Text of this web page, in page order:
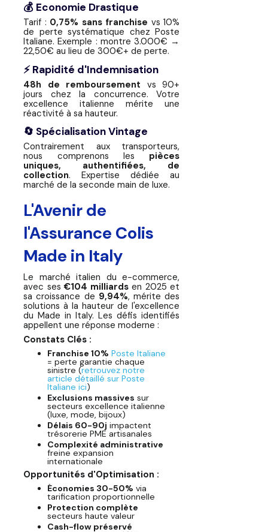
💰 Economie Drastique
Tarif : 0,75% sans franchise vs 10%
de perte systématique chez Poste
Italiane. Exemple : montre 3.000€ →
22,50€ au lieu de 300€+ de perte.
⚡ Rapidité d'Indemnisation
48h de remboursement vs 90+
jours chez la concurrence. Votre
excellence italienne mérite une
réactivité à sa hauteur.
🔄 Spécialisation Vintage
Contrairement aux transporteurs,
nous comprenons les pièces
uniques, authentifiées, de
collection. Expertise dédiée au
marché de la seconde main de luxe.
L'Avenir de
l'Assurance Colis
Made in Italy
Le marché italien du e-commerce,
avec ses€104 milliards en 2025 et
sa croissance de 9,94%, mérite des
solutions à la hauteur de l'excellence
du Made in Italy. Les défis identifiés
appellent une réponse moderne :
Constats Clés :
Franchise 10% Poste Italiane
= perte garantie chaque
sinistre (retrouvez notre
article détaillé sur Poste
Italiane ici)
Exclusions massives sur
secteurs excellence italienne
(luxe, mode, bijoux)
Délais 60-90j impactent
trésorerie PME artisanales
Complexité administrative
freine expansion
internationale
Opportunités d'Optimisation :
Économies 30-50% via
tarification proportionnelle
Protection complète
secteurs haute valeur
Cash-flow préservé